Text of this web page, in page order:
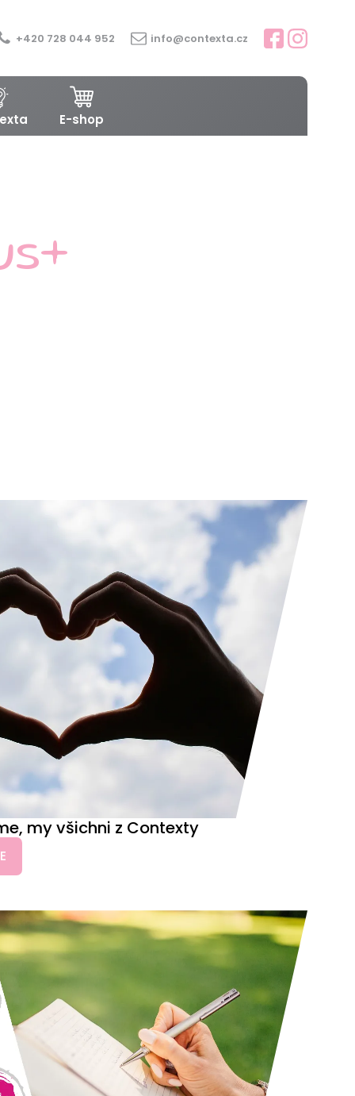
+420 728 044 952 info@contexta.cz
E-shop
my všichni z Contexty